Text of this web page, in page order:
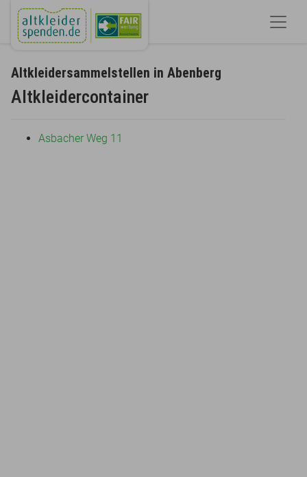
Altkleidersammelstellen in Abenberg
Altkleidercontainer
Asbacher Weg 11